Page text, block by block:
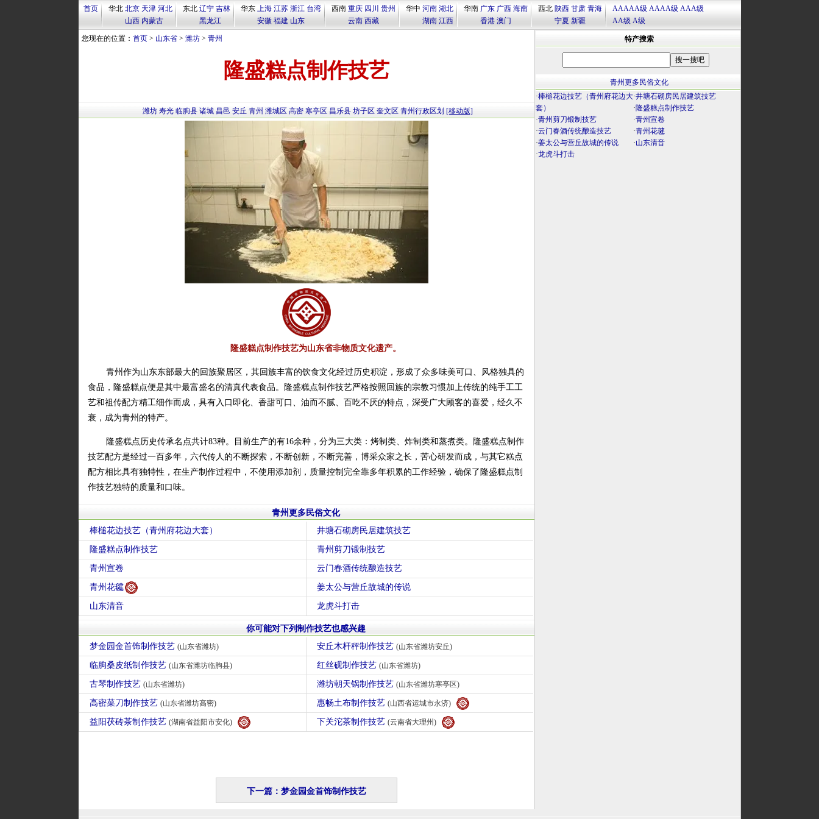
首页 华北 北京 天津 河北
山西 内蒙古
东北 辽宁 吉林
黑龙江
华东 上海 江苏 浙江 台湾
安徽 福建 山东
西南 重庆 四川 贵州
云南 西藏
华中 河南 湖北
湖南 江西
华南 广东 广西 海南
香港 澳门
西北 陕西 甘肃 青海
宁夏 新疆
AAAAA级 AAAA级 AAA级
AA级 A级
您现在的位置： 首页> 山东省> 潍坊> 青州
隆盛糕点制作技艺
潍坊 寿光 临朐县 诸城 昌邑 安丘 青州 潍城区 高密 寒亭区 昌乐县 坊子区 奎文区 青州行政区划 [移动版]
隆盛糕点制作技艺为山东省非物质文化遗产。
青州作为山东东部最大的回族聚居区，其回族丰富的饮食文化经过历史积淀，形成了众多味美可口、风格独具的
食品，隆盛糕点便是其中最富盛名的清真代表食品。隆盛糕点制作技艺严格按照回族的宗教习惯加上传统的纯手工工
艺和祖传配方精工细作而成，具有入口即化、香甜可口、油而不腻、百吃不厌的特点，深受广大顾客的喜爱，经久不
衰，成为青州的特产。
隆盛糕点历史传承名点共计83种。目前生产的有16余种，分为三大类：烤制类、炸制类和蒸煮类。隆盛糕点制作
技艺配方是经过一百多年，六代传人的不断探索，不断创新，不断完善，博采众家之长，苦心研发而成，与其它糕点
配方相比具有独特性，在生产制作过程中，不使用添加剂，质量控制完全靠多年积累的工作经验，确保了隆盛糕点制
作技艺独特的质量和口味。
青州更多民俗文化
棒槌花边技艺（青州府花边大套）
井塘石砌房民居建筑技艺
隆盛糕点制作技艺 青州剪刀锻制技艺
青州宣卷 云门春酒传统酿造技艺
青州花毽 姜太公与营丘故城的传说
山东清音 龙虎斗打击
你可能对下列制作技艺也感兴趣
梦金园金首饰制作技艺 (山东省潍坊) 安丘木杆秤制作技艺 (山东省潍坊安丘)
临朐桑皮纸制作技艺 (山东省潍坊临朐县) 红丝砚制作技艺 (山东省潍坊)
古琴制作技艺 (山东省潍坊) 潍坊朝天锅制作技艺 (山东省潍坊寒亭区)
高密菜刀制作技艺 (山东省潍坊高密) 惠畅土布制作技艺 (山西省运城市永济)
益阳茯砖茶制作技艺 (湖南省益阳市安化) 下关沱茶制作技艺 (云南省大理州)
下一篇：梦金园金首饰制作技艺
特产搜索
青州更多民俗文化
·棒槌花边技艺（青州府花边大
套）
·井塘石砌房民居建筑技艺
·隆盛糕点制作技艺
·青州剪刀锻制技艺 ·青州宣卷
·云门春酒传统酿造技艺 ·青州花毽
·姜太公与营丘故城的传说 ·山东清音
·龙虎斗打击